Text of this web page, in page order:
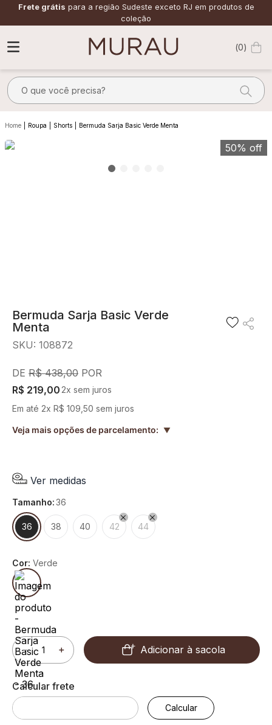
Frete grátis para a região Sudeste exceto RJ em produtos de
coleção
0
O que você precisa?
Roupa Shorts Bermuda Sarja Basic Verde Menta
50% off
Bermuda Sarja Basic Verde
Menta
SKU: 108872
R$ 438,00
R$ 219,00 2x sem juros
Em até 2x R$ 109 50 sem juros
Veja mais opções de parcelamento: ▲
Ver medidas
tamanho:36
36 38 40 42 44
Cor: Verde
＋
－ Adicionar à sacola
10º blusa